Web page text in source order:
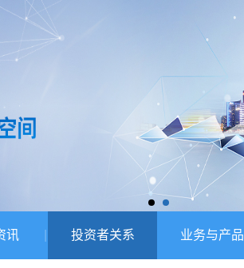
讯 投资者关系 业务与产品